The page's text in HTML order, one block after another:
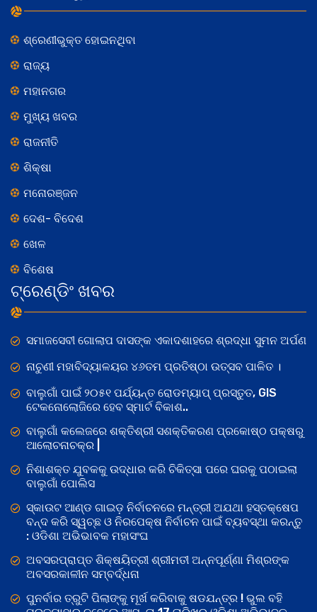
ଶ୍ରେଣୀଭୁକ୍ତ ହୋଇନଥିବା
ରାଜ୍ୟ
ମହାନଗର
ମୁଖ୍ୟ ଖବର
ରାଜନୀତି
ଶିକ୍ଷା
ମନୋରଞ୍ଜନ
ଦେଶ- ବିଦେଶ
ଖେଳ
ବିଶେଷ
ଟ୍ରେଣ୍ଡିଂ ଖବର
ସମାଜସେବୀ ଗୋଲାପ ଦାସଙ୍କ ଏକାଦଶାହରେ ଶ୍ରଦ୍ଧା ସୁମନ ଅର୍ପଣ
ନାଚୁଣୀ ମହାବିଦ୍ୟାଳୟର ୪୬ତମ ପ୍ରତିଷ୍ଠା ଉତ୍ସବ ପାଳିତ ।
ବାଲୁଗାଁ ପାଇଁ ୨୦୫୧ ପର୍ଯ୍ୟନ୍ତ ରୋଡମ୍ୟାପ୍ ପ୍ରସ୍ତୁତ, GIS
ଟେକନୋଲୋଜିରେ ହେବ ସ୍ମାର୍ଟ ବିକାଶ..
ବାଲୁଗାଁ କଲେଜରେ ଶକ୍ତିଶ୍ରୀ ସଶକ୍ତିକରଣ ପ୍ରକୋଷ୍ଠ ପକ୍ଷରୁ
ଆଲୋଚନାଚକ୍ର |
ନିଶାଶକ୍ତ ଯୁବକକୁ ଉଦ୍ଧାର କରି ଚିକିତ୍ସା ପରେ ଘରକୁ ପଠାଇଲା
ବାଲୁଗାଁ ପୋଲିସ
ସ୍କାଉଟ ଆଣ୍ଡ ଗାଇଡ଼ ନିର୍ବାଚନରେ ମନ୍ତ୍ରୀ ଅଯଥା ହସ୍ତକ୍ଷେପ
ବନ୍ଦ କରି ସ୍ୱଚ୍ଛ ଓ ନିରପେକ୍ଷ ନିର୍ବାଚନ ପାଇଁ ବ୍ୟବସ୍ଥା କରନ୍ତୁ
: ଓଡିଶା ଅଭିଭାବକ ମହାସଂଘ
ଅବସରପ୍ରାପ୍ତ ଶିକ୍ଷୟିତ୍ରୀ ଶ୍ରୀମତୀ ଅନ୍ନପୂର୍ଣ୍ଣା ମିଶ୍ରଙ୍କ
ଅବସରକାଳୀନ ସମ୍ବର୍ଦ୍ଧନା
ପୁନର୍ବାର ତ୍ରୁଟି ପିଲାଙ୍କୁ ମୂର୍ଖ କରିବାକୁ ଷଡଯନ୍ତ୍ର ! ଭୁଲ ବହି